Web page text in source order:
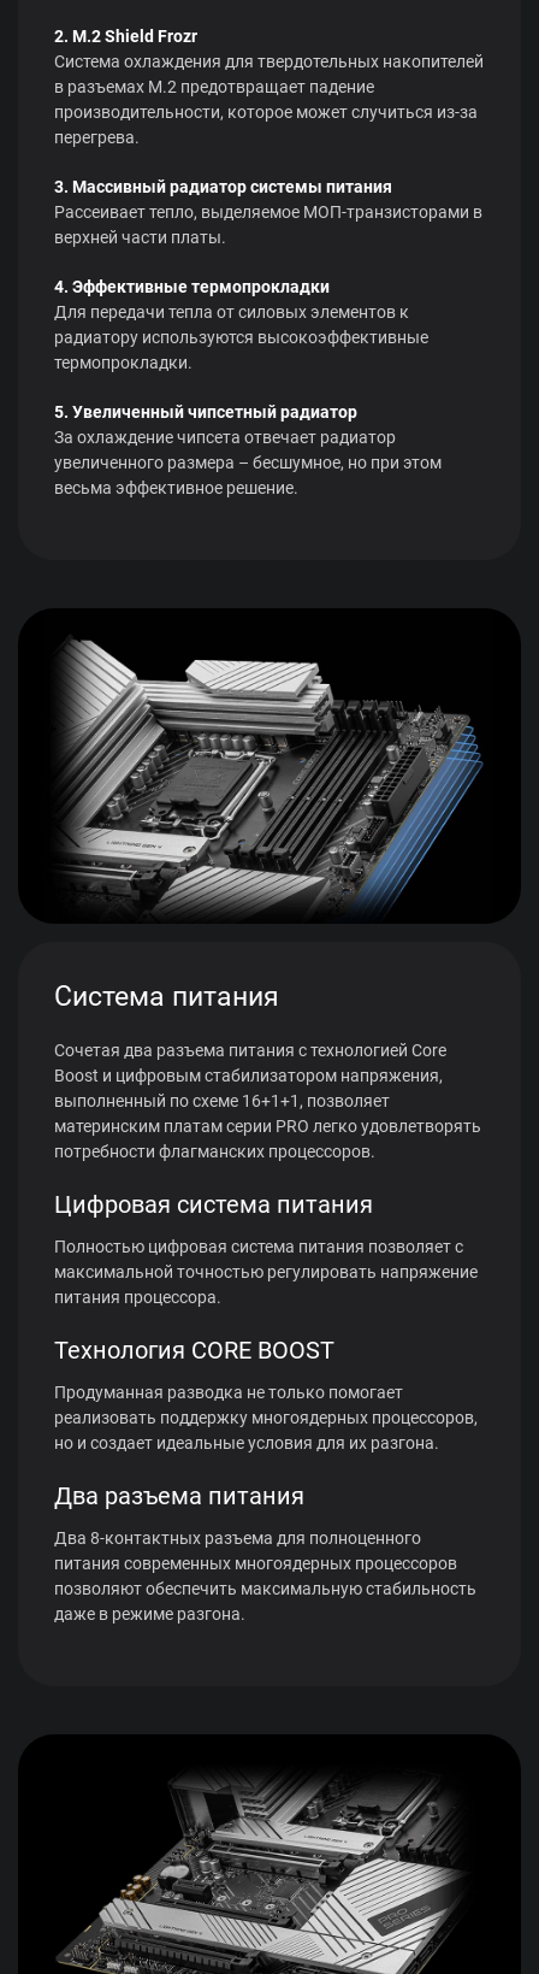
2. M.2 Shield Frozr
Система охлаждения для твердотельных накопителей
в разъемах M.2 предотвращает падение
производительности, которое может случиться из-за
перегрева.
3. Массивный радиатор системы питания
Рассеивает тепло, выделяемое МОП-транзисторами в
верхней части платы.
4. Эффективные термопрокладки
Для передачи тепла от силовых элементов к
радиатору используются высокоэффективные
термопрокладки.
5. Увеличенный чипсетный радиатор
За охлаждение чипсета отвечает радиатор
увеличенного размера – бесшумное, но при этом
весьма эффективное решение.
Система питания
Сочетая два разъема питания с технологией Core
Boost и цифровым стабилизатором напряжения,
выполненный по схеме 16+1+1, позволяет
материнским платам серии PRO легко удовлетворять
потребности флагманских процессоров.
Цифровая система питания
Полностью цифровая система питания позволяет с
максимальной точностью регулировать напряжение
питания процессора.
Технология CORE BOOST
Продуманная разводка не только помогает
реализовать поддержку многоядерных процессоров,
но и создает идеальные условия для их разгона.
Два разъема питания
Два 8-контактных разъема для полноценного
питания современных многоядерных процессоров
позволяют обеспечить максимальную стабильность
даже в режиме разгона.